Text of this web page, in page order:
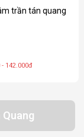
trần tán quang
- 142.000đ